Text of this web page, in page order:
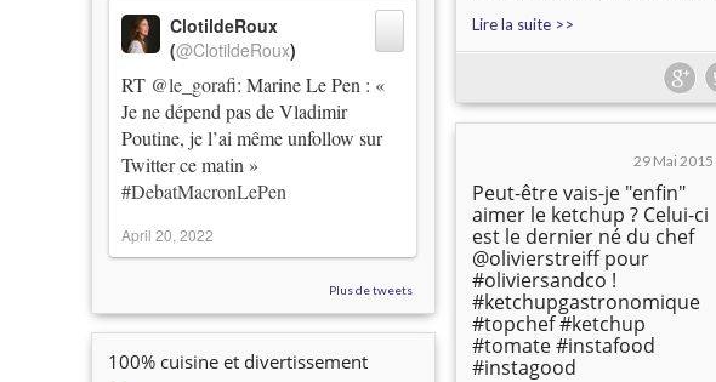
RT @le_gorafi: Marine Le Pen : «
Je ne dépend pas de Vladimir
Poutine, je l’ai même unfollow sur
Twitter ce matin »
#DebatMacronLePen
ClotildeRoux
(@ClotildeRoux)
April 20, 2022
Plus de tweets
100% cuisine et divertissement
Lire la suite >>
29 Mai 2015
Peut-être vais-je "enfin"
aimer le ketchup ? Celui-ci
est le dernier né du chef
@olivierstreiff pour
#oliviersandco !
#ketchupgastronomique
#topchef #ketchup
#tomate #instafood
#instagood